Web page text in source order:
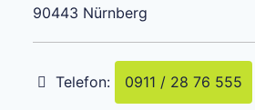
90443 Nürnberg
Telefon: 0911 / 28 76 555